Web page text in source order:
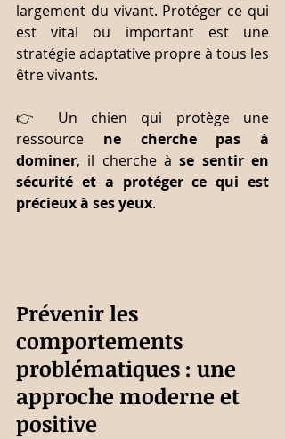
largement du vivant. Protéger ce qui
est vital ou important est une
stratégie adaptative propre à tous les
être vivants.
👉 Un chien qui protège une
ressource ne cherche pas à
dominer, il cherche à se sentir en
sécurité et a protéger ce qui est
précieux à ses yeux.
Prévenir les
comportements
problématiques : une
approche moderne et
positive